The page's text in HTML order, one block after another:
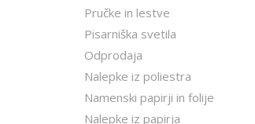
Pručke in lestve
Pisarniška svetila
Odprodaja
Nalepke iz poliestra
Namenski papirji in folije
Nalepke iz papirja